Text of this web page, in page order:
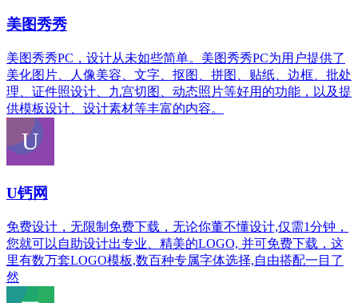
美图秀秀
美图秀秀PC，设计从未如些简单。美图秀秀PC为用户提供了
美化图片、人像美容、文字、抠图、拼图、贴纸、边框、批处
理、证件照设计、九宫切图、动态照片等好用的功能，以及提
供模板设计、设计素材等丰富的内容。
U钙网
免费设计，无限制免费下载，无论你董不懂设计,仅需1分钟，
您就可以自助设计出专业、精美的LOGO, 并可免费下载，这
里有数万套LOGO模板,数百种专属字体选择,自由搭配一目了
然